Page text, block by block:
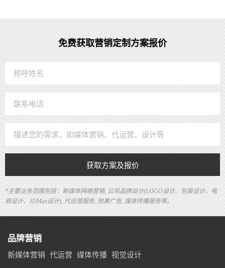
免费获取营销定制方案报价
获取方案及报价
*主要业务范围包括：新媒体网络营销, 公司品牌设计(LOGO设计、包装设计、电
商设计、3DMax设计), 代运营服务, 效果广告, 媒体传播服务等。
品牌营销
新媒体营销 代运营 媒体传播 视觉设计